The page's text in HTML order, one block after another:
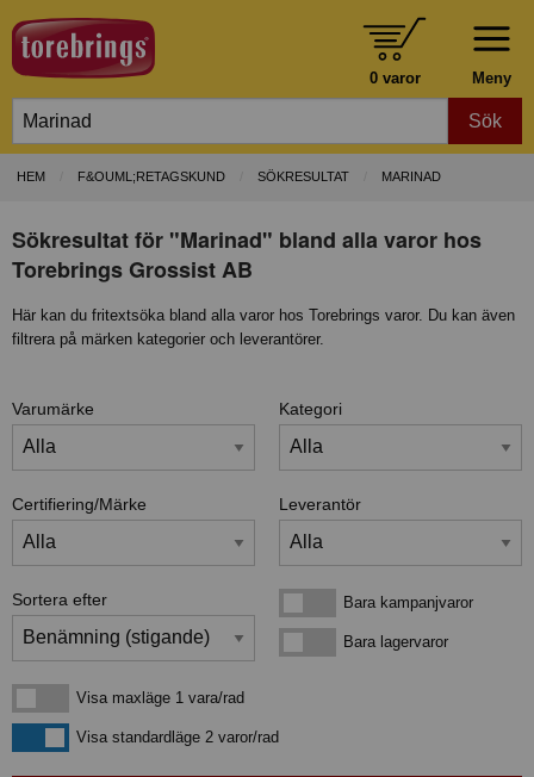
Meny
0 varor
Sök
HEM F&OUML;RETAGSKUND SÖKRESULTAT MARINAD
Sökresultat för "Marinad" bland alla varor hos
Torebrings Grossist AB
Här kan du fritextsöka bland alla varor hos Torebrings varor. Du kan även
filtrera på märken kategorier och leverantörer.
Varumärke Kategori
Certifiering/Märke Leverantör
Sortera efter Bara kampanjvarorBara kampanjvaror
Bara lagervarorBara lagervaror
Visa maxläge 1 vara/rad
Visa maxläge 1 vara/rad
Visa standardlägeVisa standardläge 2 varor/rad